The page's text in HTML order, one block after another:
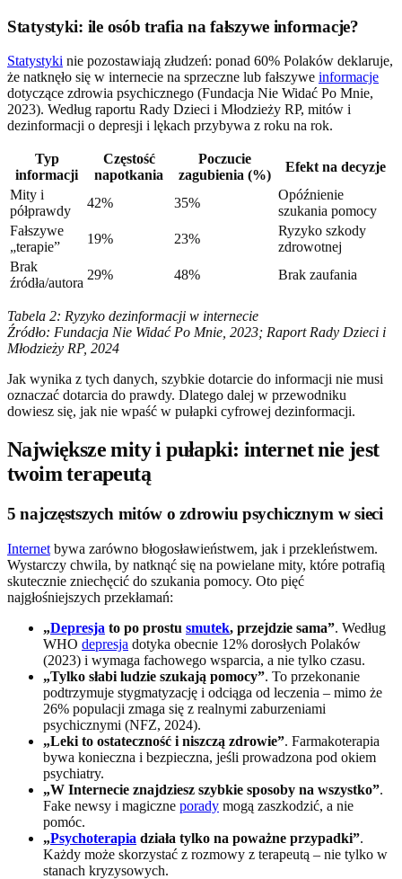
Statystyki: ile osób trafia na fałszywe informacje?
Statystyki nie pozostawiają złudzeń: ponad 60% Polaków deklaruje,
że natknęło się w internecie na sprzeczne lub fałszywe informacje
dotyczące zdrowia psychicznego (Fundacja Nie Widać Po Mnie,
2023). Według raportu Rady Dzieci i Młodzieży RP, mitów i
dezinformacji o depresji i lękach przybywa z roku na rok.
Typ
informacji
Częstość
napotkania
Poczucie
zagubienia (%)
Efekt na decyzje
Mity i
półprawdy
42% 35%
Opóźnienie
szukania pomocy
Fałszywe
„terapie”
19% 23%
Ryzyko szkody
zdrowotnej
Brak
źródła/autora
29% 48% Brak zaufania
Tabela 2: Ryzyko dezinformacji w internecie
Źródło: Fundacja Nie Widać Po Mnie, 2023; Raport Rady Dzieci i
Młodzieży RP, 2024
Jak wynika z tych danych, szybkie dotarcie do informacji nie musi
oznaczać dotarcia do prawdy. Dlatego dalej w przewodniku
dowiesz się, jak nie wpaść w pułapki cyfrowej dezinformacji.
Największe mity i pułapki: internet nie jest
twoim terapeutą
5 najczęstszych mitów o zdrowiu psychicznym w sieci
Internet bywa zarówno błogosławieństwem, jak i przekleństwem.
Wystarczy chwila, by natknąć się na powielane mity, które potrafią
skutecznie zniechęcić do szukania pomocy. Oto pięć
najgłośniejszych przekłamań:
„Depresja to po prostu smutek, przejdzie sama”. Według
WHO depresja dotyka obecnie 12% dorosłych Polaków
(2023) i wymaga fachowego wsparcia, a nie tylko czasu.
„Tylko słabi ludzie szukają pomocy”. To przekonanie
podtrzymuje stygmatyzację i odciąga od leczenia – mimo że
26% populacji zmaga się z realnymi zaburzeniami
psychicznymi (NFZ, 2024).
„Leki to ostateczność i niszczą zdrowie”. Farmakoterapia
bywa konieczna i bezpieczna, jeśli prowadzona pod okiem
psychiatry.
„W Internecie znajdziesz szybkie sposoby na wszystko”.
Fake newsy i magiczne porady mogą zaszkodzić, a nie
pomóc.
„Psychoterapia działa tylko na poważne przypadki”.
Każdy może skorzystać z rozmowy z terapeutą – nie tylko w
stanach kryzysowych.